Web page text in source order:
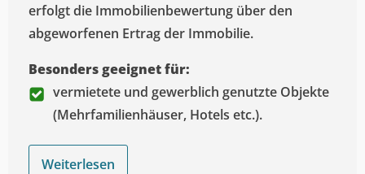
erfolgt die Immobilienbewertung über den
abgeworfenen Ertrag der Immobilie.
Besonders geeignet für:
vermietete und gewerblich genutzte Objekte
(Mehrfamilienhäuser, Hotels etc.).
Weiterlesen